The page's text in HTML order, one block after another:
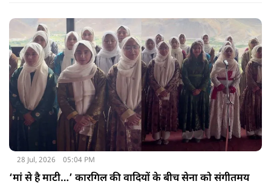
28 Jul, 2026 05:04 PM
‘मां से है माटी…’ कारगिल की वादियों के बीच सेना को संगीतमय